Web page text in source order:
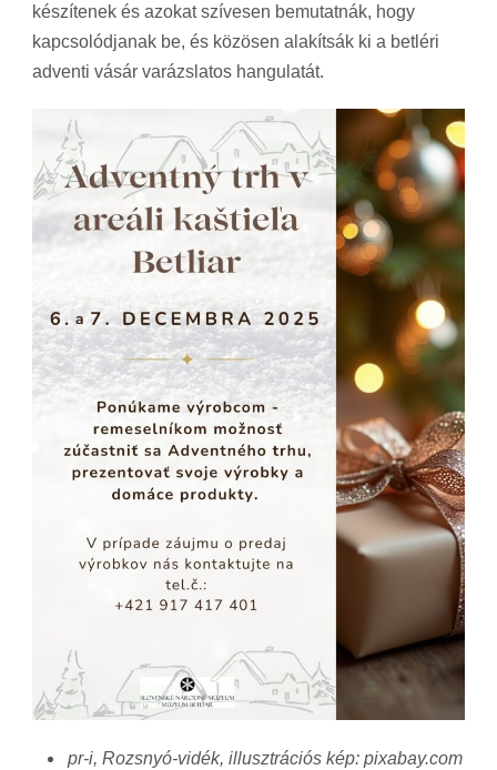
készítenek és azokat szívesen bemutatnák, hogy
kapcsolódjanak be, és közösen alakítsák ki a betléri
adventi vásár varázslatos hangulatát.
pr-i, Rozsnyó-vidék, illusztrációs kép: pixabay.com